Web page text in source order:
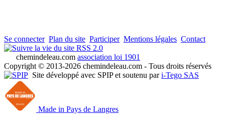
Se connecter Plan du site Participer Mentions légales Contact
RSS 2.0
chemindeleau.com association loi 1901
Copyright © 2013-2026 chemindeleau.com - Tous droits réservés
Site développé avec SPIP et soutenu pari-Tego SAS
Made in Pays de Langres